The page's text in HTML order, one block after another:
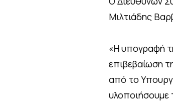
Μιλτιάδης
«Η υπογραφή
επιβεβαίωση
από το